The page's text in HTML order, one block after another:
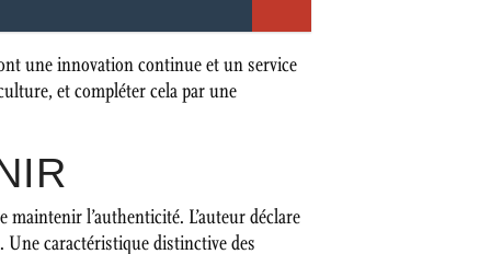
une innovation continue et un service
et compléter cela par une
l’authenticité. L’auteur déclare
Une caractéristique distinctive des